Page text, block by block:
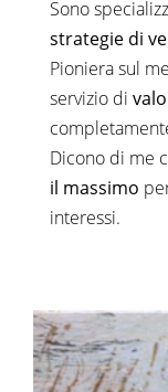
Sono
strategie di
Pioniera sul
servizio di
Dicono di me
il massimo
interessi.